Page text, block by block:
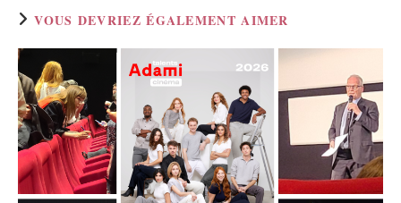
VOUS DEVRIEZ ÉGALEMENT AIMER